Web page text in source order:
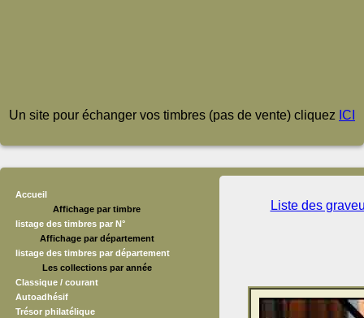
Un site pour échanger vos timbres (pas de vente) cliquez ICI
Accueil
Affichage par timbre
listage des timbres par N°
Affichage par département
listage des timbres par département
Les collections par année
Classique / courant
Autoadhésif
Trésor philatélique
Liste des